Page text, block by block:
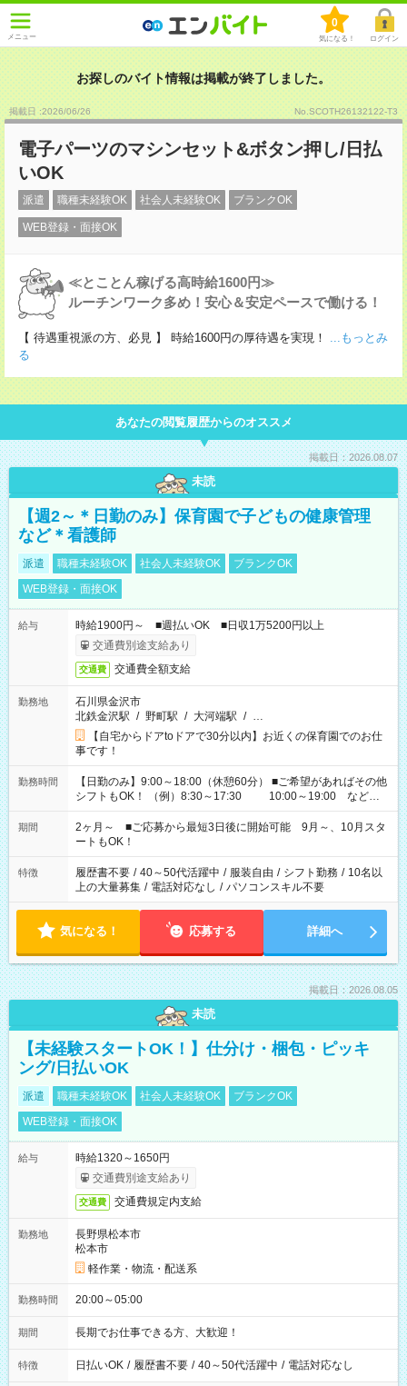
メニュー
0
気になる！ ログイン
お探しのバイト情報は掲載が終了しました。
掲載日 :2026/06/26 No.SCOTH26132122-T3
電子パーツのマシンセット&ボタン押し/日払
いOK
派遣 職種未経験OK 社会人未経験OK ブランクOK
WEB登録・面接OK
≪とことん稼げる高時給1600円≫
ルーチンワーク多め！安心＆安定ペースで働ける！
【 待遇重視派の方、必見 】 時給1600円の厚待遇を実現！
...もっとみ
る
あなたの閲覧履歴からのオススメ
掲載日：2026.08.07
未読
【週2～＊日勤のみ】保育園で子どもの健康管理
など＊看護師
派遣 職種未経験OK 社会人未経験OK
ブランクOK
WEB登録・面接OK
給与
時給1900円～ ■週払いOK ■日収1万5200円以上
交通費別途支給あり
交通費 交通費全額支給
勤務地
石川県金沢市
北鉄金沢駅 / 野町駅 / 大河端駅 / …
【自宅からドアtoドアで30分以内】お近くの保育園でのお仕
事です！
勤務時間
【日勤のみ】9:00～18:00（休憩60分） ■ご希望があればその他
シフトもOK！ （例）8:30～17:30 10:00～19:00 など
「家族とお休みを合わせたい」 「余裕を持って夕飯の準備がし
たい」 「できれば残業はしたくない」 など、ご希望があれば教
えてくださいね。 ※Wワーク希望の方へ 今ご覧のお仕事で希望
する勤務時間と、もう1つのお仕事の勤務時間。 合計で週40時
間を超える場合は応募できません
期間
2ヶ月～ ■ご応募から最短3日後に開始可能 9月～、10月スタ
ートもOK！
特徴 履歴書不要 / 40～50代活躍中 / 服装自由 / シフト勤務 / 10名以
上の大量募集 / 電話対応なし / パソコンスキル不要
気になる！ 応募する 詳細へ
掲載日：2026.08.05
未読
【未経験スタートOK！】仕分け・梱包・ピッキ
ング/日払いOK
派遣 職種未経験OK 社会人未経験OK
ブランクOK
WEB登録・面接OK
給与
時給1320～1650円
交通費別途支給あり
交通費 交通費規定内支給
勤務地
長野県松本市
松本市
軽作業・物流・配送系
勤務時間 20:00～05:00
期間 長期でお仕事できる方、大歓迎！
特徴 日払いOK / 履歴書不要 / 40～50代活躍中 / 電話対応なし